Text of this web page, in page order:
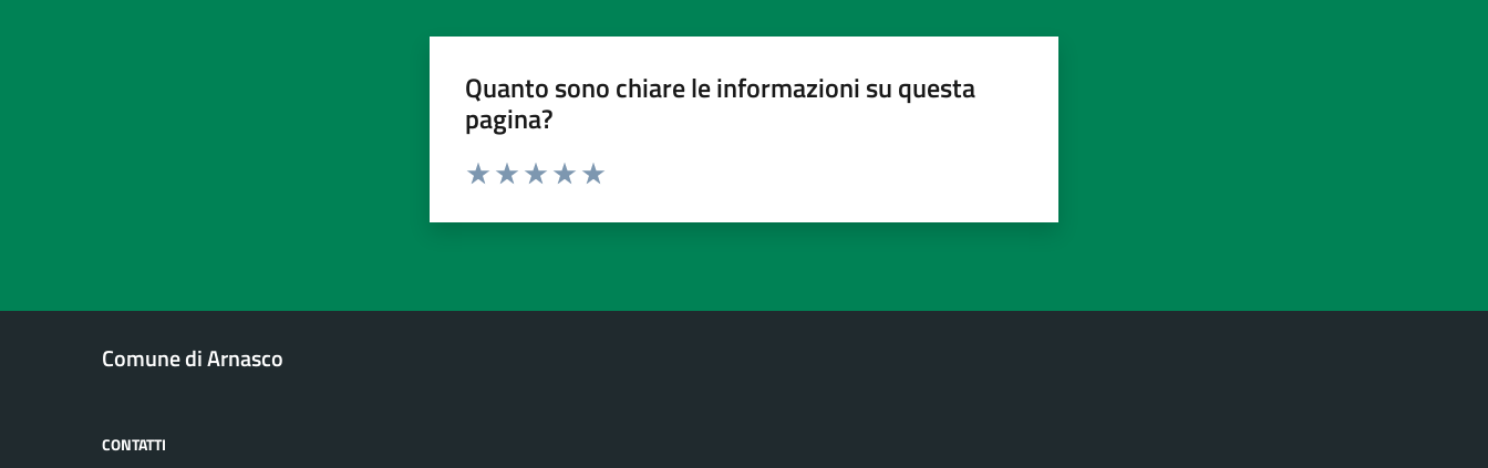
Quanto sono chiare le informazioni su questa
pagina?
Valuta da 1 a 5 stelle la pagina
Comune di Arnasco
CONTATTI